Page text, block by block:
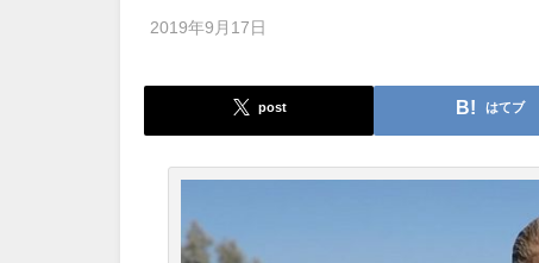
2019年9月17日
post はてブ